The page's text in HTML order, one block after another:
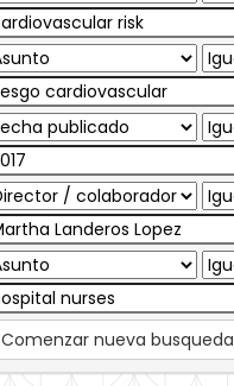
Comenzar nueva busqueda